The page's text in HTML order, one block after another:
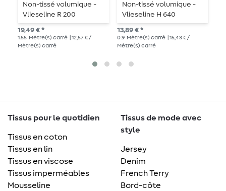
Non-tissé volumique -
Vlieseline R 200
19,49 € *
1.55 Mètre(s) carré
| 12,57 € /
Mètre(s) carré
Non-tissé volumique -
Vlieseline H 640
thermocollant
13,89 € *
0.9 Mètre(s) carré
| 15,43 € /
Mètre(s) carré
Tissus pour le quotidien
Tissus en coton
Tissus en lin
Tissus en viscose
Tissus imperméables
Mousseline
Tissus de mode avec
style
Jersey
Denim
French Terry
Bord-côte